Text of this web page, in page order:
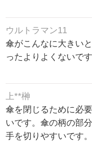
ウルトラマン11
傘がこんなに大きい
ったよりよくないです
上**榊
傘を閉じるために必
いです。傘の柄の部
手を切りやすいです。